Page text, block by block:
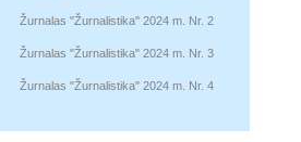
Žurnalas "Žurnalistika" 2024 m. Nr. 2
Žurnalas "Žurnalistika" 2024 m. Nr. 3
Žurnalas "Žurnalistika" 2024 m. Nr. 4